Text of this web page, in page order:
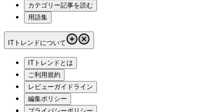
カテゴリー記事を読む
用語集
ITトレンドについて
ITトレンドとは
ご利用規約
レビューガイドライン
編集ポリシー